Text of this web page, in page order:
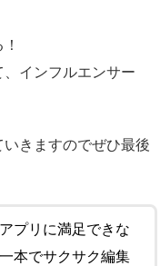
インフルエンサー
きますのでぜひ最後
プリに満足できな
本でサクサク編集